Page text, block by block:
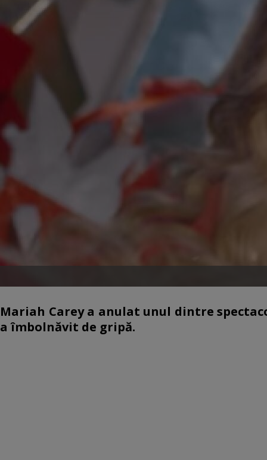
Mariah Carey a anulat unul dintre
a îmbolnăvit de gripă.